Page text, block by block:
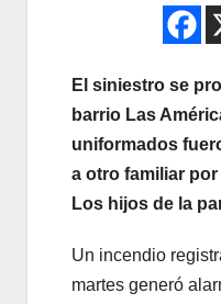
El siniestro se
barrio Las
uniformados
a otro familiar
Los hijos de la
Un incendio
martes generó